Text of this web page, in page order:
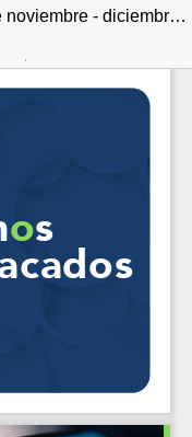
Principales hechos noticiosos de noviembre - diciembre de 2025 y enero de 2026